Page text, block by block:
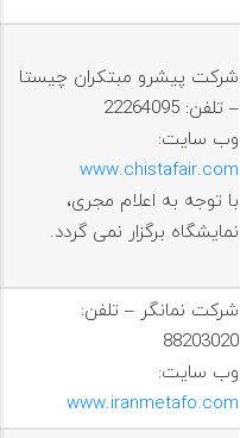
شرکت پیشرو مبتکران چیستا
– تلفن: 22264095
وب سایت:
www.chistafair.com
با توجه به اعلام مجری،
نمایشگاه برگزار نمی گردد.
شرکت نمانگر – تلفن:
88203020
وب سایت:
www.iranmetafo.com